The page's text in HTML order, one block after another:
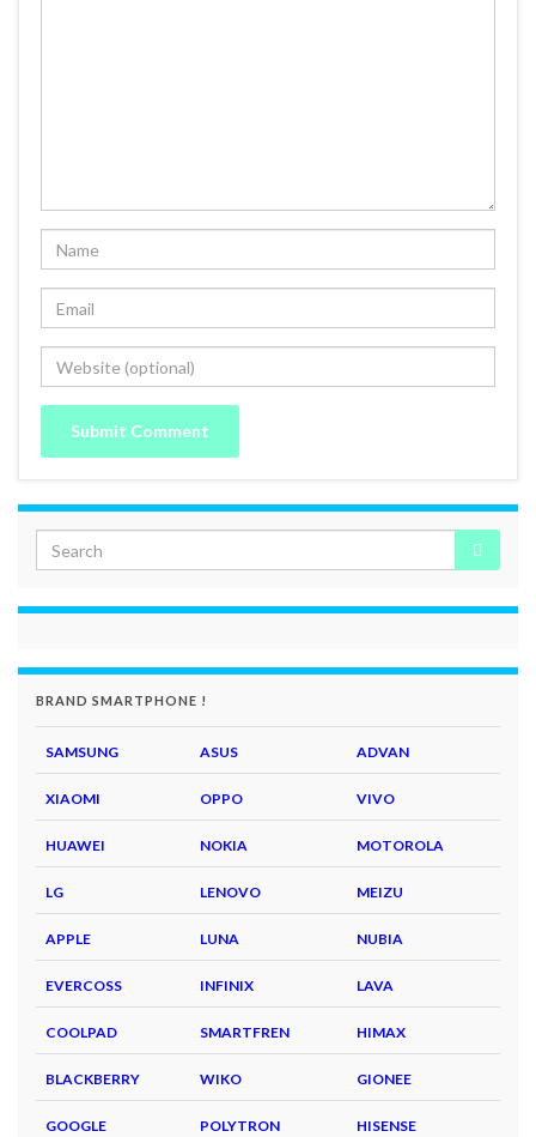
BRAND SMARTPHONE !
SAMSUNG ASUS ADVAN
XIAOMI OPPO VIVO
HUAWEI NOKIA MOTOROLA
LG LENOVO MEIZU
APPLE LUNA NUBIA
EVERCOSS INFINIX LAVA
COOLPAD SMARTFREN HIMAX
BLACKBERRY WIKO GIONEE
GOOGLE POLYTRON HISENSE